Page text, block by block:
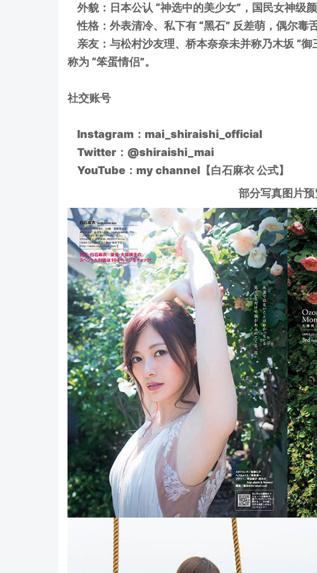
外貌：日本公认 “神选中的美少女”，国民女神级颜
性格：外表清冷、私下有 “黑石” 反差萌，偶尔毒舌
亲友：与松村沙友理、桥本奈奈未并称乃木坂 “
称为 “笨蛋情侣”。
社交账号
Instagram：mai_shiraishi_official
Twitter：@shiraishi_mai
YouTube：my channel【白石麻衣 公式】
部分写真图片预